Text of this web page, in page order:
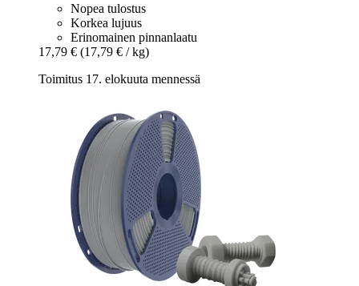
Nopea tulostus
Korkea lujuus
Erinomainen pinnanlaatu
17,79 € (17,79 € / kg)
Toimitus 17. elokuuta mennessä